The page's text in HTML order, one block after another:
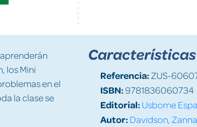
los Mini
en el
la clase se
Características
Referencia: ZUS-
ISBN:9781836060734
Editorial: Usborne
Autor: Davidson, Zanna